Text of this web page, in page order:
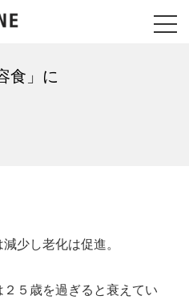
食」に
少し老化は促進。
５歳を過ぎると衰えてい